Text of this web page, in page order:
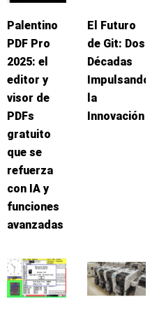
Palentino
PDF Pro
2025: el
editor y
visor de
PDFs
gratuito
que se
refuerza
con IA y
funciones
avanzadas
El Futuro
de Git: Dos
Décadas
Impulsando
la
Innovación